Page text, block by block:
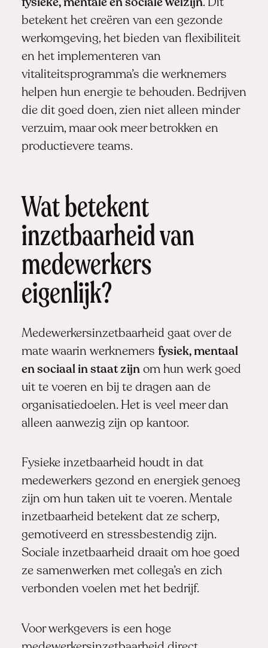
fysieke, mentale en sociale welzijn. Dit
betekent het creëren van een gezonde
werkomgeving, het bieden van flexibiliteit
en het implementeren van
vitaliteitsprogramma’s die werknemers
helpen hun energie te behouden. Bedrijven
die dit goed doen, zien niet alleen minder
verzuim, maar ook meer betrokken en
productievere teams.
Wat betekent
inzetbaarheid van
medewerkers
eigenlijk?
Medewerkersinzetbaarheid gaat over de
mate waarin werknemers fysiek, mentaal
en sociaal in staat zijnom hun werk goed
uit te voeren en bij te dragen aan de
organisatiedoelen. Het is veel meer dan
alleen aanwezig zijn op kantoor.
Fysieke inzetbaarheid houdt in dat
medewerkers gezond en energiek genoeg
zijn om hun taken uit te voeren. Mentale
inzetbaarheid betekent dat ze scherp,
gemotiveerd en stressbestendig zijn.
Sociale inzetbaarheid draait om hoe goed
ze samenwerken met collega’s en zich
verbonden voelen met het bedrijf.
Voor werkgevers is een hoge